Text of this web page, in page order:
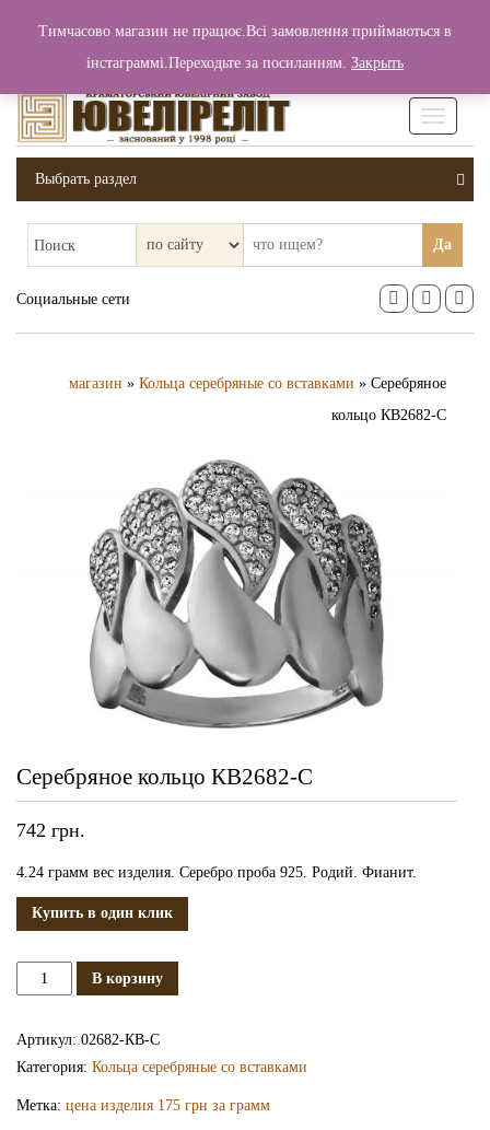
Вход / Регистрация 0 грн.
Выбрать раздел
Поиск Да
Социальные сети
магазин » Кольца серебряные со вставками » Серебряное
кольцо КВ2682-С
Серебряное кольцо КВ2682-С
742 грн.
4.24 грамм вес изделия. Серебро проба 925. Родий. Фианит.
Купить в один клик
КоличествоВ корзину
Артикул: 02682-КВ-С
Категория: Кольца серебряные со вставками
Метка: цена изделия 175 грн за грамм
Тимчасово магазин не працює.Всі замовлення приймаються в
інстаграммі.Переходьте за посиланням. Закрыть